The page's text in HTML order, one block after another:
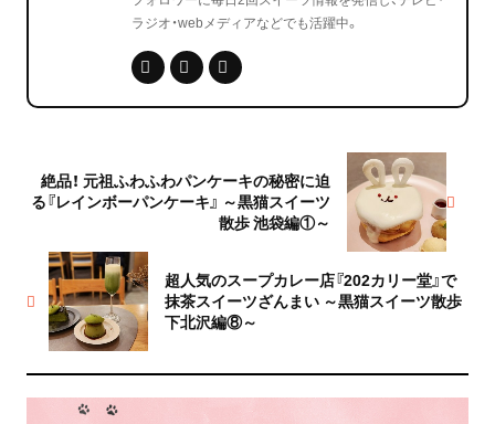
ラジオ・webメディアなどでも活躍中。
超人気のスープカレー店『202カリー堂』で
抹茶スイーツざんまい ～黒猫スイーツ散歩
下北沢編⑧～
絶品！ 元祖ふわふわパンケーキの秘密に迫
る『レインボーパンケーキ』 ～黒猫スイーツ
散歩 池袋編①～